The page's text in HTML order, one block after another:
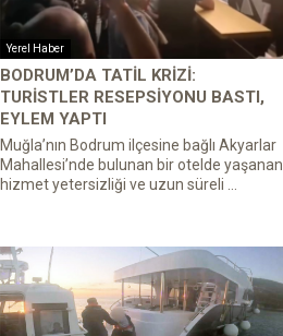
Yerel Haber
BODRUM’DA TATIL KRIZI:
TURISTLER RESEPSIYONU BASTI,
EYLEM YAPTI
Muğla’nın Bodrum ilçesine bağlı Akyarlar
Mahallesi’nde bulunan bir otelde yaşanan
hizmet yetersizliği ve uzun süreli ...